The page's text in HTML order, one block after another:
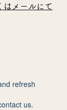
はメールにて
refresh
us.